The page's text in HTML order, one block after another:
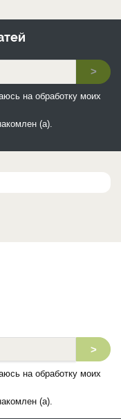
>
на обработку моих
(а).
>
на обработку моих
(а).